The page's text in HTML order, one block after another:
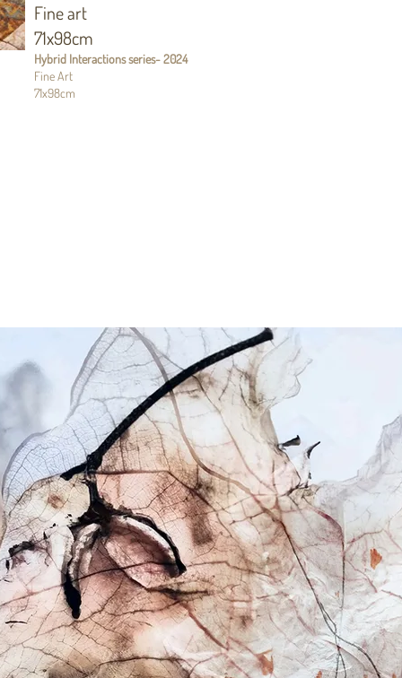
Fine art
71x98cm
Hybrid Interactions series- 2024
Fine Art
71x98cm